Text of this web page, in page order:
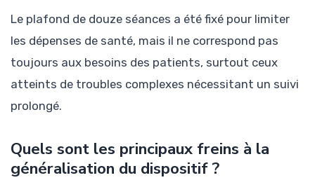
Le plafond de douze séances a été fixé pour limiter
les dépenses de santé, mais il ne correspond pas
toujours aux besoins des patients, surtout ceux
atteints de troubles complexes nécessitant un suivi
prolongé.
Quels sont les principaux freins à la
généralisation du dispositif ?